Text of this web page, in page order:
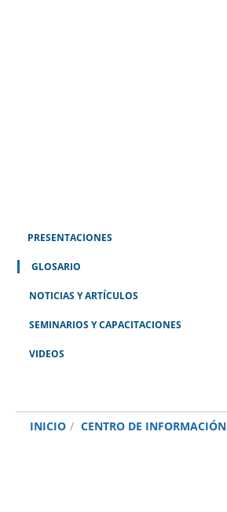
PRESENTACIONES
GLOSARIO
NOTICIAS Y ARTÍCULOS
SEMINARIOS Y CAPACITACIONES
VIDEOS
INICIO CENTRO DE INFORMACIÓN